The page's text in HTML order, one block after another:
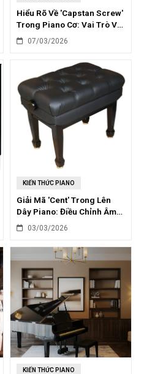
Hiểu Rõ Về 'Capstan Screw'
Trong Piano Cơ: Vai Trò Và
Điều Chỉnh
07/03/2026
KIẾN THỨC PIANO
Giải Mã 'Cent' Trong Lên
Dây Piano: Điều Chỉnh Âm
Thanh Chính Xác Tuyệt Đối
03/03/2026
KIẾN THỨC PIANO